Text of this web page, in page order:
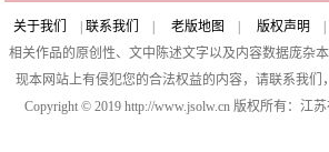
关于我们 联系我们 老版地图 版权声明
相关作品的原创性、文中陈述文字以及内容数据庞杂
现本网站上有侵犯您的合法权益的内容，请联系我们
Copyright © 2019 http://www.jsolw.cn 版权所有：江